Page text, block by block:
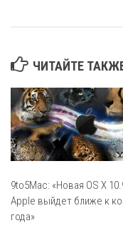
ЧИТАЙТЕ
9to5Mac: «Новая OS X
Apple выйдет ближе к
года»